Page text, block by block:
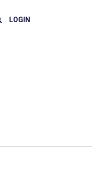
LOGIN